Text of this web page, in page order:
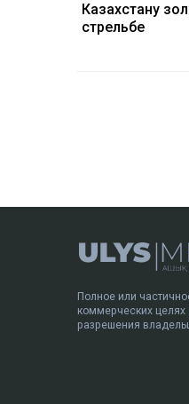
Казахстану
стрельбе
Полное или
коммерческих целях
разрешения